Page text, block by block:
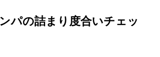
パの詰まり度合いチェッ